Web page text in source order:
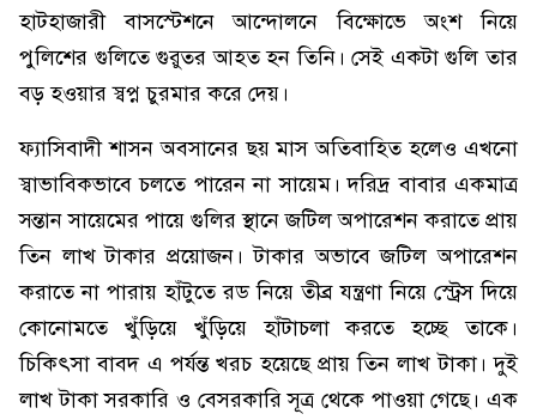
হাটহাজারী বাসস্টেশনে আন্দোলনে বিক্ষোভে অংশ নিয়ে
পুলিশের গুলিতে গুরুতর আহত হন তিনি। সেই একটা গুলি তার
বড় হওয়ার স্বপ্ন চুরমার করে দেয়।
ফ্যাসিবাদী শাসন অবসানের ছয় মাস অতিবাহিত হলেও এখনো
স্বাভাবিকভাবে চলতে পারেন না সায়েম। দরিদ্র বাবার একমাত্র
সন্তান সায়েমের পায়ে গুলির স্থানে জটিল অপারেশন করাতে প্রায়
তিন লাখ টাকার প্রয়োজন। টাকার অভাবে জটিল অপারেশন
করাতে না পারায় হাঁটুতে রড নিয়ে তীব্র যন্ত্রণা নিয়ে স্ট্রেস দিয়ে
কোনোমতে খুঁড়িয়ে খুঁড়িয়ে হাঁটাচলা করতে হচ্ছে তাকে।
চিকিৎসা বাবদ এ পর্যন্ত খরচ হয়েছে প্রায় তিন লাখ টাকা। দুই
লাখ টাকা সরকারি ও বেসরকারি সূত্র থেকে পাওয়া গেছে। এক